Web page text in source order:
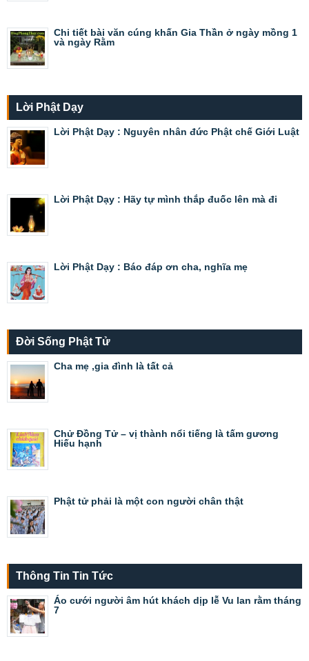
Chi tiết bài văn cúng khấn Gia Thần ở ngày mồng 1
và ngày Rằm
Lời Phật Dạy
Lời Phật Dạy : Nguyên nhân đức Phật chế Giới Luật
Lời Phật Dạy : Hãy tự mình thắp đuốc lên mà đi
Lời Phật Dạy : Báo đáp ơn cha, nghĩa mẹ
Đời Sống Phật Tử
Cha mẹ ,gia đình là tất cả
Chử Đồng Tử – vị thành nổi tiếng là tấm gương
Hiếu hạnh
Phật tử phải là một con người chân thật
Thông Tin Tin Tức
Áo cưới người âm hút khách dịp lễ Vu lan rằm tháng
7